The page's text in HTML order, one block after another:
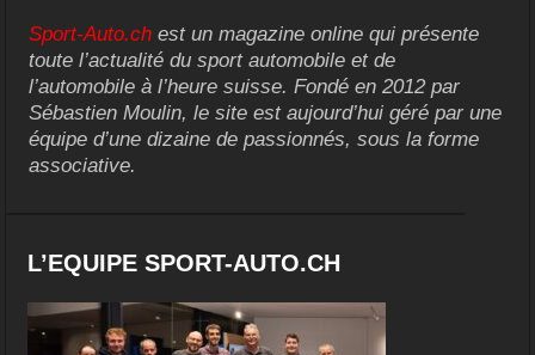
Sport-Auto.ch est un magazine online qui présente
toute l’actualité du sport automobile et de
l’automobile à l’heure suisse. Fondé en 2012 par
Sébastien Moulin, le site est aujourd’hui géré par une
équipe d’une dizaine de passionnés, sous la forme
associative.
L’EQUIPE SPORT-AUTO.CH